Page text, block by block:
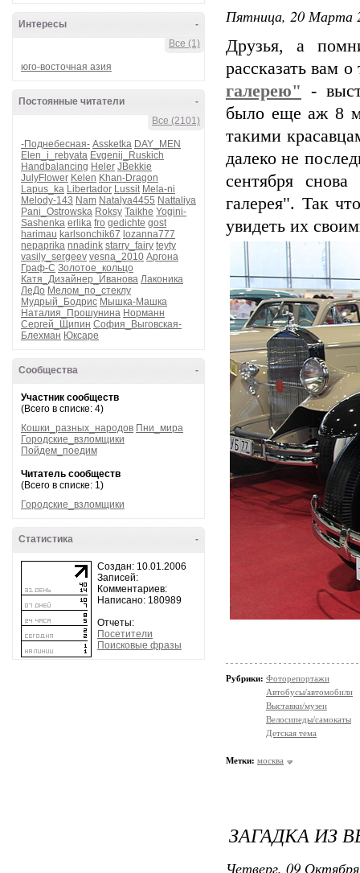
-
Интересы
Все (1)
юго-восточная азия
-
Постоянные читатели
Все (2101)
-Поднебесная- Assketka DAY_MEN
Elen_i_rebyata Evgenij_Ruskich
Handbalancing Heler JBekkie
JulyFlower Kelen Khan-Dragon
Lapus_ka Libertador Lussit Mela-ni
Melody-143 Nam Natalya4455 Nattaliya
Pani_Ostrowska Roksy Taikhe Yogini-
Sashenka erlika fro gedichte gost
harimau karlsonchik67 lozanna777
nepaprika nnadink starry_fairy teyty
vasily_sergeev vesna_2010 Аргона
Граф-С Золотое_кольцо
Катя_Дизайнер_Иванова Лаконика
ЛеДо Мелом_по_стеклу
Мудрый_Бодрис Мышка-Машка
Наталия_Прошунина Норманн
Сергей_Щипин София_Выговская-
Блехман Юксаре
-
Сообщества
Участник сообществ
(Всего в списке: 4)
Кошки_разных_народов Пни_мира
Городские_взломщики
Пойдем_поедим
Читатель сообществ
(Всего в списке: 1)
Городские_взломщики
-
Статистика
Создан: 10.01.2006
Записей:
Комментариев:
Написано: 180989
Отчеты:
Посетители
Поисковые фразы
Пятница, 20 Марта
Друзья, а
рассказать вам
галерею" -
было еще аж 8
такими
далеко не
сентября
галерея". Так
увидеть их
Рубрики: Фоторепортажи
Автобусы/автомобили
Выставки/музеи
Велосипеды/самокаты
Детская тема
Метки: москва
ЗАГАДКА ИЗ
Четверг, 09